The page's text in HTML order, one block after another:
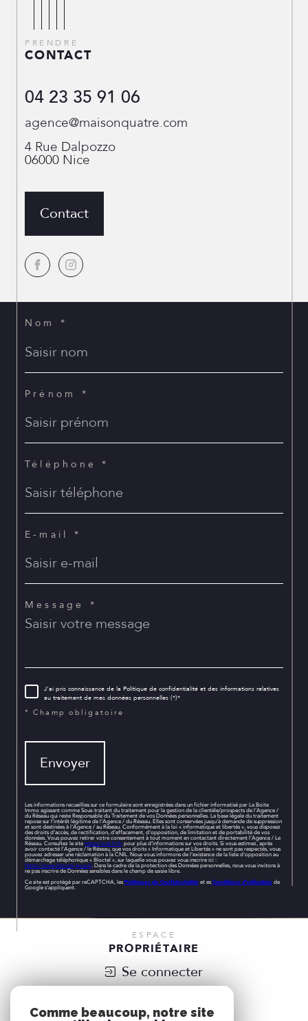
Nom *
Prénom *
Téléphone *
E-mail *
Message *
J'ai pris connaissance de la Politique de confidentialité et des informations relatives
au traitement de mes données personnelles (*)*
* Champ obligatoire
Envoyer
Les informations recueillies sur ce formulaire sont enregistrées dans un fichier informatisé par La Boite
Immo agissant comme Sous-traitant du traitement pour la gestion de la clientèle/prospects de l'Agence /
du Réseau qui reste Responsable du Traitement de vos Données personnelles. La base légale du traitement
repose sur l'intérêt légitime de l'Agence / du Réseau. Elles sont conservées jusqu'à demande de suppression
et sont destinées à l'Agence / au Réseau. Conformément à la loi « informatique et libertés », vous disposez
des droits d’accès, de rectification, d’effacement, d’opposition, de limitation et de portabilité de vos
données. Vous pouvez retirer votre consentement à tout moment en contactant directement l’Agence / Le
Réseau. Consultez le sitehttps://cnil.fr/frpour plus d’informations sur vos droits. Si vous estimez, après
avoir contacté l'Agence / le Réseau, que vos droits « Informatique et Libertés » ne sont pas respectés, vous
pouvez adresser une réclamation à la CNIL. Nous vous informons de l’existence de la liste d'opposition au
démarchage téléphonique « Bloctel », sur laquelle vous pouvez vous inscrire ici :
https://www.bloctel.gouv.fr. Dans le cadre de la protection des Données personnelles, nous vous invitons à
ne pas inscrire de Données sensibles dans le champ de saisie libre.
Ce site est protégé par reCAPTCHA, lesPolitiques de Confidentialitéet esConditions d'utilisationde
Google s'appliquent.
PRENDRE
CONTACT
04 23 35 91 06
agence@maisonquatre.com
4 Rue Dalpozzo
06000 Nice
Contact
ESPACE
PROPRIÉTAIRE
Se connecter
NOUS
Comme beaucoup, notre site